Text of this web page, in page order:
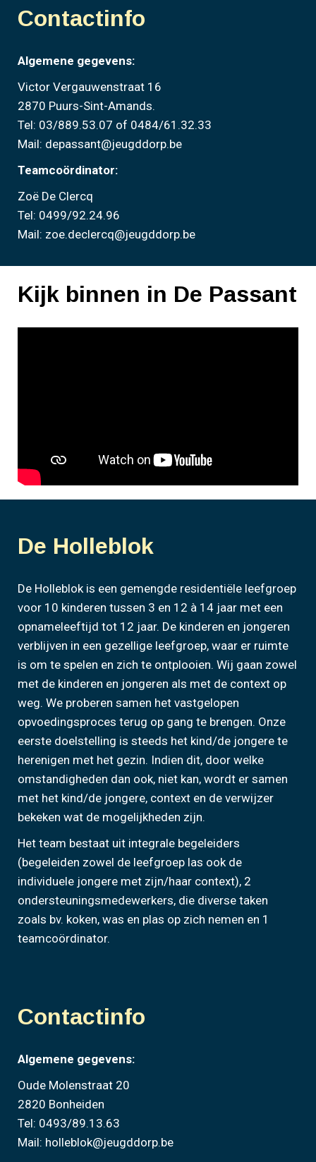
Contactinfo
Algemene gegevens:
Victor Vergauwenstraat 16
2870 Puurs-Sint-Amands.
Tel: 03/889.53.07 of 0484/61.32.33
Mail: depassant@jeugddorp.be
Teamcoördinator:
Zoë De Clercq
Tel: 0499/92.24.96
Mail: zoe.declercq@jeugddorp.be
Kijk binnen in De Passant
De Holleblok
De Holleblok is een gemengde residentiële leefgroep
voor 10 kinderen tussen 3 en 12 à 14 jaar met een
opnameleeftijd tot 12 jaar. De kinderen en jongeren
verblijven in een gezellige leefgroep, waar er ruimte
is om te spelen en zich te ontplooien. Wij gaan zowel
met de kinderen en jongeren als met de context op
weg. We proberen samen het vastgelopen
opvoedingsproces terug op gang te brengen. Onze
eerste doelstelling is steeds het kind/de jongere te
herenigen met het gezin. Indien dit, door welke
omstandigheden dan ook, niet kan, wordt er samen
met het kind/de jongere, context en de verwijzer
bekeken wat de mogelijkheden zijn.
Het team bestaat uit integrale begeleiders
(begeleiden zowel de leefgroep las ook de
individuele jongere met zijn/haar context), 2
ondersteuningsmedewerkers, die diverse taken
zoals bv. koken, was en plas op zich nemen en 1
teamcoördinator.
Contactinfo
Algemene gegevens:
Oude Molenstraat 20
2820 Bonheiden
Tel: 0493/89.13.63
Mail: holleblok@jeugddorp.be